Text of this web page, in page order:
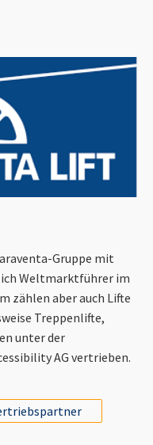
Gruppe mit
Weltmarktführer im
zählen aber auch Lifte
Treppenlifte,
unter der
AG vertrieben.